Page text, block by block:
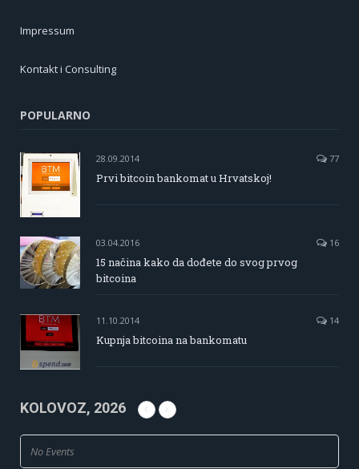
Impressum
Kontakt i Consulting
POPULARNO
28.09.2014 77
Prvi bitcoin bankomat u Hrvatskoj!
03.04.2016 16
15 načina kako da dođete do svog prvog
bitcoina
11.10.2014 14
Kupnja bitcoina na bankomatu
KOLOVOZ, 2026
No Events